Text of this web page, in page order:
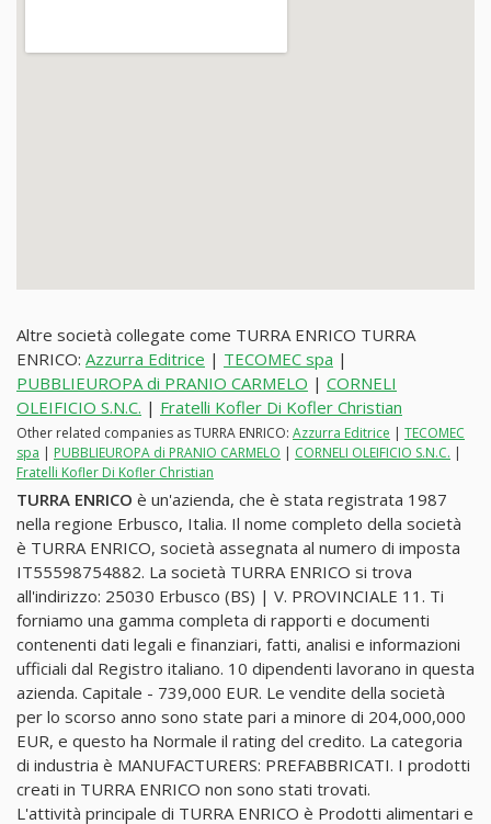
Altre società collegate come TURRA ENRICO TURRA
ENRICO: Azzurra Editrice | TECOMEC spa |
PUBBLIEUROPA di PRANIO CARMELO | CORNELI
OLEIFICIO S.N.C. | Fratelli Kofler Di Kofler Christian
Other related companies as TURRA ENRICO: Azzurra Editrice | TECOMEC
spa | PUBBLIEUROPA di PRANIO CARMELO | CORNELI OLEIFICIO S.N.C. |
Fratelli Kofler Di Kofler Christian
TURRA ENRICO è un'azienda, che è stata registrata 1987
nella regione Erbusco, Italia. Il nome completo della società
è TURRA ENRICO, società assegnata al numero di imposta
IT55598754882. La società TURRA ENRICO si trova
all'indirizzo: 25030 Erbusco (BS) | V. PROVINCIALE 11. Ti
forniamo una gamma completa di rapporti e documenti
contenenti dati legali e finanziari, fatti, analisi e informazioni
ufficiali dal Registro italiano. 10 dipendenti lavorano in questa
azienda. Capitale - 739,000 EUR. Le vendite della società
per lo scorso anno sono state pari a minore di 204,000,000
EUR, e questo ha Normale il rating del credito. La categoria
di industria è MANUFACTURERS: PREFABBRICATI. I prodotti
creati in TURRA ENRICO non sono stati trovati.
L'attività principale di TURRA ENRICO è Prodotti alimentari e